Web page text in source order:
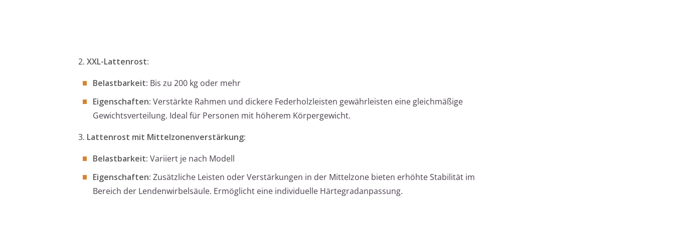
2. XXL-Lattenrost:
Belastbarkeit: Bis zu 200 kg oder mehr
Eigenschaften: Verstärkte Rahmen und dickere Federholzleisten gewährleisten eine gleichmäßige
Gewichtsverteilung. Ideal für Personen mit höherem Körpergewicht.
3. Lattenrost mit Mittelzonenverstärkung:
Belastbarkeit: Variiert je nach Modell
Eigenschaften: Zusätzliche Leisten oder Verstärkungen in der Mittelzone bieten erhöhte Stabilität im
Bereich der Lendenwirbelsäule. Ermöglicht eine individuelle Härtegradanpassung.